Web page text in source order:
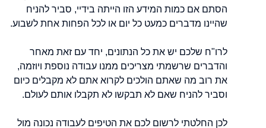
הסתם אם כמות המידע הזו הייתה בידיי, סביר להניח
שהיינו מדברים כמעט כל יום או לכל הפחות אחת לשבוע.
לרו"ח שלכם יש את כל הנתונים, יחד עם זאת מאחר
והדברים שרשמתי מצריכים ממנו עבודה נוספת ויוזמה,
את רוב מה שאתם הולכים לקרוא אתם לא מקבלים כיום
וסביר להניח שאם לא תבקשו לא תקבלו אותם לעולם.
לכן החלטתי לרשום לכם את הטיפים לעבודה נכונה מול